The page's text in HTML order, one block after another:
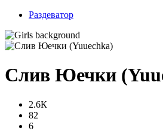
Раздеватор
Слив Юечки
2.6К
82
6